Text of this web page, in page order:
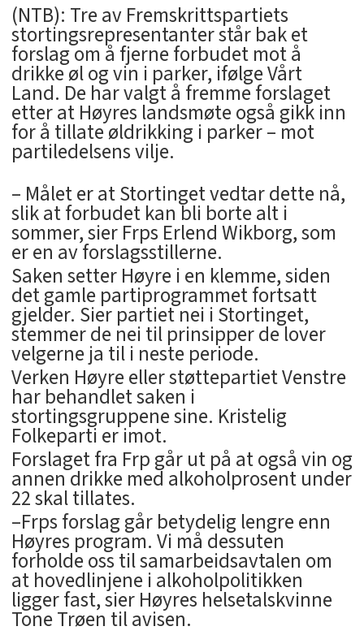
(NTB): Tre av Fremskrittspartiets
stortingsrepresentanter står bak et
forslag om å fjerne forbudet mot å
drikke øl og vin i parker, ifølge Vårt
Land. De har valgt å fremme forslaget
etter at Høyres landsmøte også gikk inn
for å tillate øldrikking i parker – mot
partiledelsens vilje.
– Målet er at Stortinget vedtar dette nå,
slik at forbudet kan bli borte alt i
sommer, sier Frps Erlend Wikborg, som
er en av forslagsstillerne.
Saken setter Høyre i en klemme, siden
det gamle partiprogrammet fortsatt
gjelder. Sier partiet nei i Stortinget,
stemmer de nei til prinsipper de lover
velgerne ja til i neste periode.
Verken Høyre eller støttepartiet Venstre
har behandlet saken i
stortingsgruppene sine. Kristelig
Folkeparti er imot.
Forslaget fra Frp går ut på at også vin og
annen drikke med alkoholprosent under
22 skal tillates.
–Frps forslag går betydelig lengre enn
Høyres program. Vi må dessuten
forholde oss til samarbeidsavtalen om
at hovedlinjene i alkoholpolitikken
ligger fast, sier Høyres helsetalskvinne
Tone Trøen til avisen.